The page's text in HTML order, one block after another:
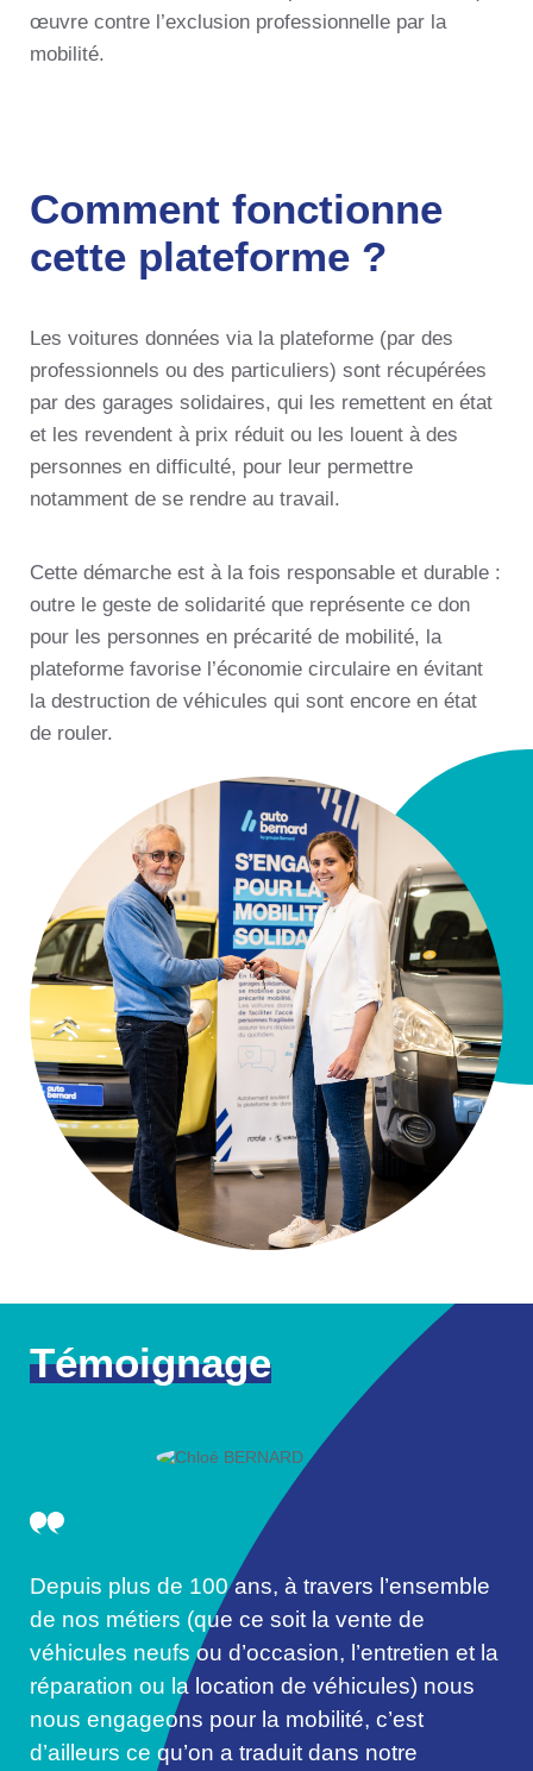
œuvre contre l’exclusion professionnelle par la
mobilité.
Comment fonctionne
cette plateforme ?
Les voitures données via la plateforme (par des
professionnels ou des particuliers) sont récupérées
par des garages solidaires, qui les remettent en état
et les revendent à prix réduit ou les louent à des
personnes en difficulté, pour leur permettre
notamment de se rendre au travail.
Cette démarche est à la fois responsable et durable :
outre le geste de solidarité que représente ce don
pour les personnes en précarité de mobilité, la
plateforme favorise l’économie circulaire en évitant
la destruction de véhicules qui sont encore en état
de rouler.
Témoignage
Depuis plus de 100 ans, à travers l’ensemble
de nos métiers (que ce soit la vente de
véhicules neufs ou d’occasion, l’entretien et la
réparation ou la location de véhicules) nous
nous engageons pour la mobilité, c’est
d’ailleurs ce qu’on a traduit dans notre